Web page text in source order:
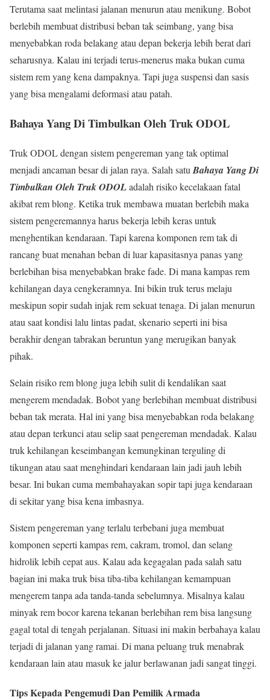
Terutama saat melintasi jalanan menurun atau menikung. Bobot
berlebih membuat distribusi beban tak seimbang, yang bisa
menyebabkan roda belakang atau depan bekerja lebih berat dari
seharusnya. Kalau ini terjadi terus-menerus maka bukan cuma
sistem rem yang kena dampaknya. Tapi juga suspensi dan sasis
yang bisa mengalami deformasi atau patah.
Bahaya Yang Di Timbulkan Oleh Truk ODOL
Truk ODOL dengan sistem pengereman yang tak optimal
menjadi ancaman besar di jalan raya. Salah satu Bahaya Yang Di
Timbulkan Oleh Truk ODOLadalah risiko kecelakaan fatal
akibat rem blong. Ketika truk membawa muatan berlebih maka
sistem pengeremannya harus bekerja lebih keras untuk
menghentikan kendaraan. Tapi karena komponen rem tak di
rancang buat menahan beban di luar kapasitasnya panas yang
berlebihan bisa menyebabkan brake fade. Di mana kampas rem
kehilangan daya cengkeramnya. Ini bikin truk terus melaju
meskipun sopir sudah injak rem sekuat tenaga. Di jalan menurun
atau saat kondisi lalu lintas padat, skenario seperti ini bisa
berakhir dengan tabrakan beruntun yang merugikan banyak
pihak.
Selain risiko rem blong juga lebih sulit di kendalikan saat
mengerem mendadak. Bobot yang berlebihan membuat distribusi
beban tak merata. Hal ini yang bisa menyebabkan roda belakang
atau depan terkunci atau selip saat pengereman mendadak. Kalau
truk kehilangan keseimbangan kemungkinan terguling di
tikungan atau saat menghindari kendaraan lain jadi jauh lebih
besar. Ini bukan cuma membahayakan sopir tapi juga kendaraan
di sekitar yang bisa kena imbasnya.
Sistem pengereman yang terlalu terbebani juga membuat
komponen seperti kampas rem, cakram, tromol, dan selang
hidrolik lebih cepat aus. Kalau ada kegagalan pada salah satu
bagian ini maka truk bisa tiba-tiba kehilangan kemampuan
mengerem tanpa ada tanda-tanda sebelumnya. Misalnya kalau
minyak rem bocor karena tekanan berlebihan rem bisa langsung
gagal total di tengah perjalanan. Situasi ini makin berbahaya kalau
terjadi di jalanan yang ramai. Di mana peluang truk menabrak
kendaraan lain atau masuk ke jalur berlawanan jadi sangat tinggi.
Tips Kepada Pengemudi Dan Pemilik Armada